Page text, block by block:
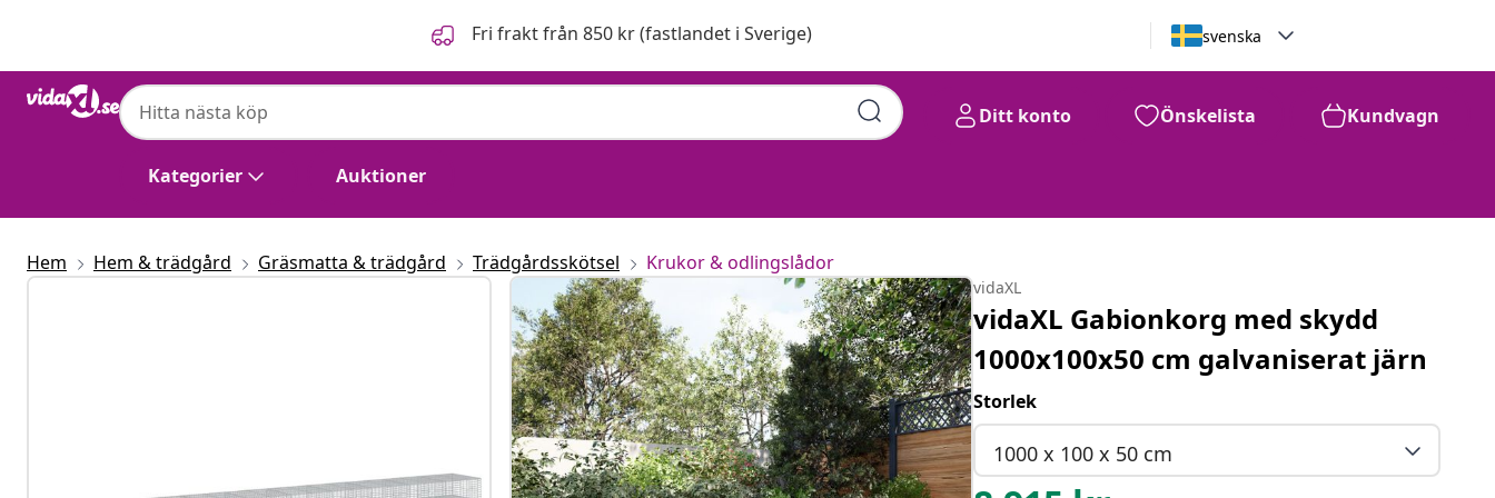
Fri frakt från 850 kr (fastlandet i Sverige) svenska
Kategorier Auktioner
Ditt konto Önskelista Kundvagn
Hem Hem & trädgård Gräsmatta & trädgård Trädgårdsskötsel Krukor & odlingslådor
vidaXL
vidaXL Gabionkorg med skydd
1000x100x50 cm galvaniserat järn
Storlek
1000 x 100 x 50 cm